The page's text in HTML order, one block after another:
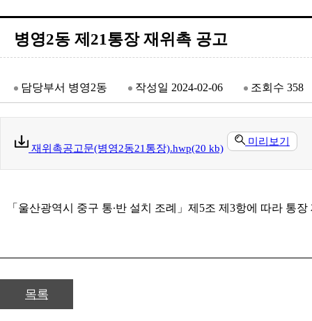
병영2동 제21통장 재위촉 공고
담당부서 병영2동 작성일 2024-02-06 조회수 358
재위촉공고문(병영2동21통장).hwp(20 kb)
미리보기
「울산광역시 중구 통∙반 설치 조례」제5조 제3항에 따라 통
목록